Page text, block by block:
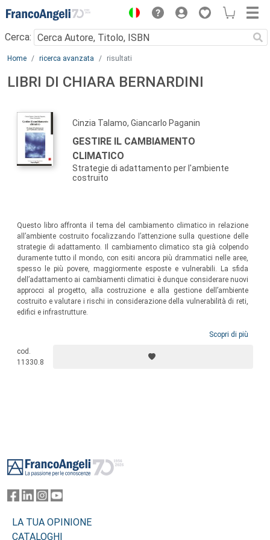
Menu
Cerca:
Main content
Home ricerca avanzata risultati
LIBRI DI CHIARA BERNARDINI
Cinzia Talamo, Giancarlo Paganin
GESTIRE IL CAMBIAMENTO
CLIMATICO
Strategie di adattamento per l'ambiente
costruito
Questo libro affronta il tema del cambiamento climatico in relazione
all’ambiente costruito focalizzando l’attenzione sulla questione delle
strategie di adattamento. Il cambiamento climatico sta già colpendo
duramente tutto il mondo, con esiti ancora più drammatici nelle aree,
spesso le più povere, maggiormente esposte e vulnerabili. La sfida
dell’adattamento ai cambiamenti climatici è dunque considerare nuovi
approcci al progetto, alla costruzione e alla gestione dell’ambiente
costruito e valutare i rischi in considerazione della vulnerabilità di reti,
edifici e infrastrutture.
Scopri di più
cod.
11330.8
LA TUA OPINIONE
CATALOGHI